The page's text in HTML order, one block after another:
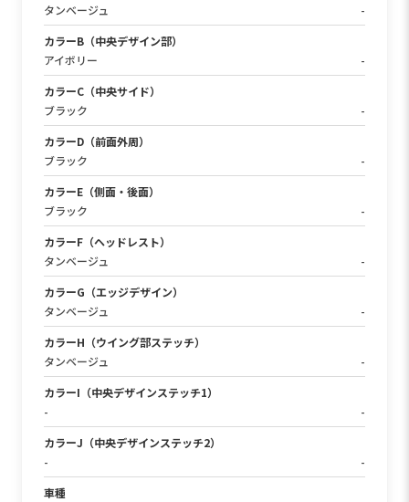
タンベージュ
-
カラーB（中央デザイン部）
アイボリー
-
カラーC（中央サイド）
ブラック
-
カラーD（前面外周）
ブラック
-
カラーE（側面・後面）
ブラック
-
カラーF（ヘッドレスト）
タンベージュ
-
カラーG（エッジデザイン）
タンベージュ
-
カラーH（ウイング部ステッチ）
タンベージュ
-
カラーI（中央デザインステッチ1）
-
-
カラーJ（中央デザインステッチ2）
-
-
車種